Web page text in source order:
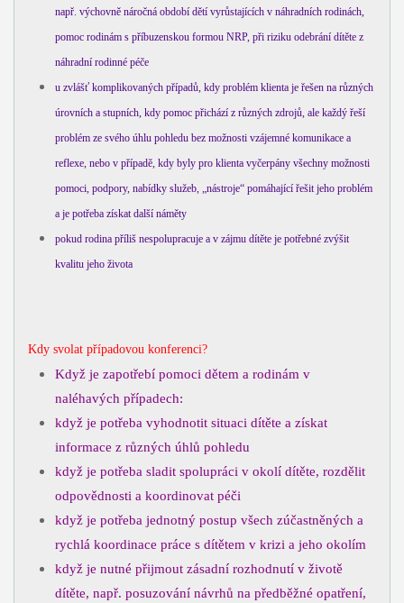
např. výchovně náročná období dětí vyrůstajících v náhradních rodinách,
pomoc rodinám s příbuzenskou formou NRP, při riziku odebrání dítěte z
náhradní rodinné péče
u zvlášť komplikovaných případů, kdy problém klienta je řešen na různých
úrovních a stupních, kdy pomoc přichází z různých zdrojů, ale každý řeší
problém ze svého úhlu pohledu bez možnosti vzájemné komunikace a
reflexe, nebo v případě, kdy byly pro klienta vyčerpány všechny možnosti
pomoci, podpory, nabídky služeb, „nástroje“ pomáhající řešit jeho problém
a je potřeba získat další náměty
pokud rodina příliš nespolupracuje a v zájmu dítěte je potřebné zvýšit
kvalitu jeho života
Kdy svolat případovou konferenci?
Když je zapotřebí pomoci dětem a rodinám v
naléhavých případech:
když je potřeba vyhodnotit situaci dítěte a získat
informace z různých úhlů pohledu
když je potřeba sladit spolupráci v okolí dítěte, rozdělit
odpovědnosti a koordinovat péči
když je potřeba jednotný postup všech zúčastněných a
rychlá koordinace práce s dítětem v krizi a jeho okolím
když je nutné přijmout zásadní rozhodnutí v životě
dítěte, např. posuzování návrhů na předběžné opatření,